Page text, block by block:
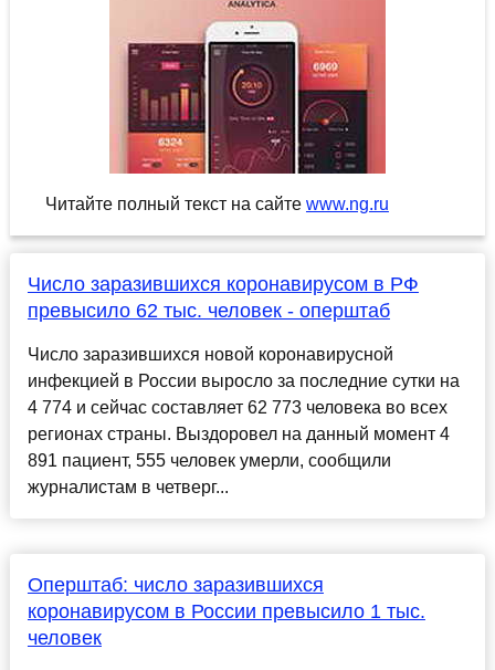
Читайте полный текст на сайте www.ng.ru
Число заразившихся коронавирусом в РФ
превысило 62 тыс. человек - оперштаб
Число заразившихся новой коронавирусной
инфекцией в России выросло за последние сутки на
4 774 и сейчас составляет 62 773 человека во всех
регионах страны. Выздоровел на данный момент 4
891 пациент, 555 человек умерли, сообщили
журналистам в четверг...
Оперштаб: число заразившихся
коронавирусом в России превысило 1 тыс.
человек